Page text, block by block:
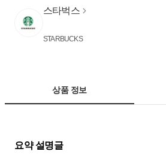
스타벅스
STARBUCKS
상품 정보
요약 설명글